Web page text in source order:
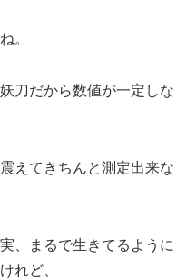
。
刀だから数値が一定しな
えてきちんと測定出来な
、まるで生きてるように
れど、